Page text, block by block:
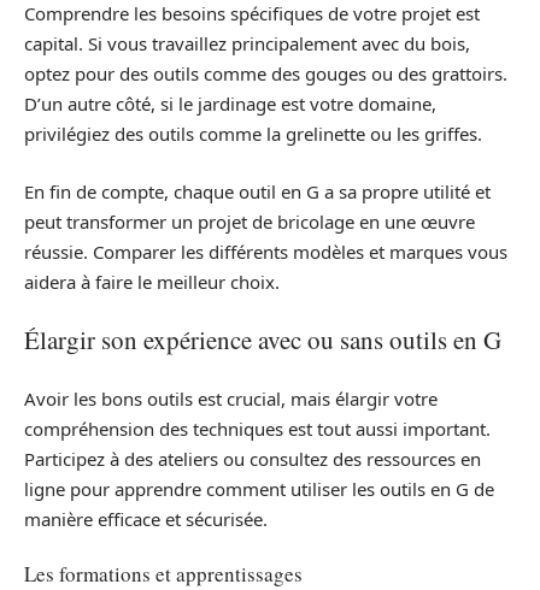
Comprendre les besoins spécifiques de votre projet est
capital. Si vous travaillez principalement avec du bois,
optez pour des outils comme des gouges ou des grattoirs.
D’un autre côté, si le jardinage est votre domaine,
privilégiez des outils comme la grelinette ou les griffes.
En fin de compte, chaque outil en G a sa propre utilité et
peut transformer un projet de bricolage en une œuvre
réussie. Comparer les différents modèles et marques vous
aidera à faire le meilleur choix.
Élargir son expérience avec ou sans outils en G
Avoir les bons outils est crucial, mais élargir votre
compréhension des techniques est tout aussi important.
Participez à des ateliers ou consultez des ressources en
ligne pour apprendre comment utiliser les outils en G de
manière efficace et sécurisée.
Les formations et apprentissages